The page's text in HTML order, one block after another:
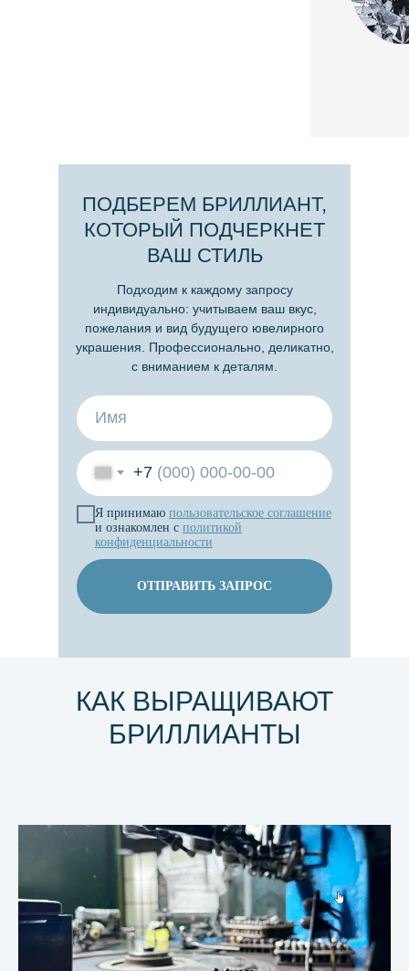
Подходим к каждому запросу
индивидуально: учитываем ваш вкус,
пожелания и вид будущего ювелирного
украшения. Профессионально, деликатно,
с вниманием к деталям.
ПОДБЕРЕМ БРИЛЛИАНТ,
КОТОРЫЙ ПОДЧЕРКНЕТ
ВАШ СТИЛЬ
+7
Я принимаю пользовательское соглашение
и ознакомлен с политикой
конфиденциальности
ОТПРАВИТЬ ЗАПРОС
КАК ВЫРАЩИВАЮТ
БРИЛЛИАНТЫ